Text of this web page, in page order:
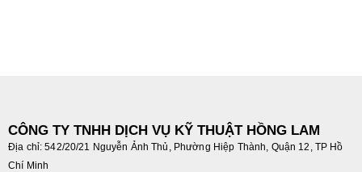
CÔNG TY TNHH DỊCH VỤ KỸ THUẬT HỒNG LAM
Địa chỉ: 542/20/21 Nguyễn Ảnh Thủ, Phường Hiệp Thành, Quận 12, TP Hồ
Chí Minh